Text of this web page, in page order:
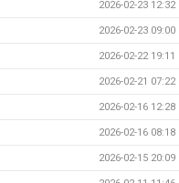
2026-02-23 12:32
2026-02-23 09:00
2026-02-22 19:11
2026-02-21 07:22
2026-02-16 12:28
2026-02-16 08:18
2026-02-15 20:09